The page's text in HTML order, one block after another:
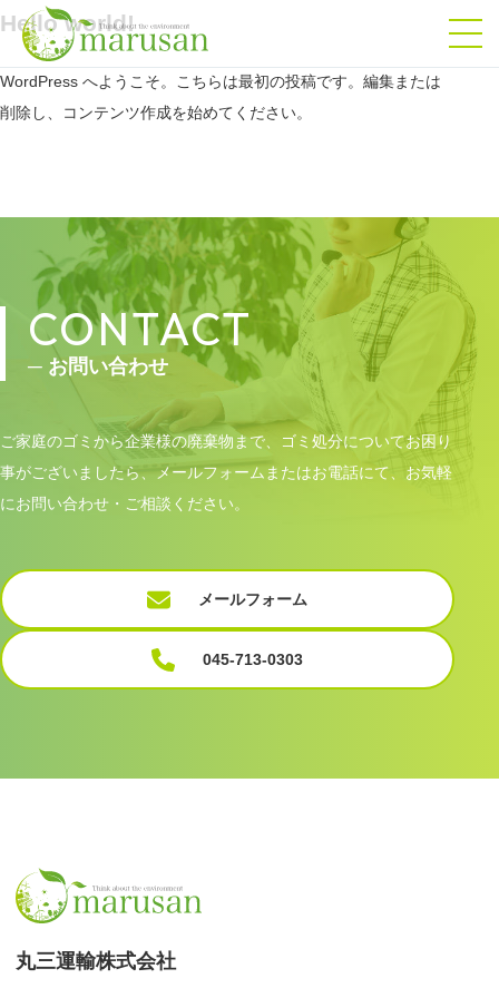
Hello world!
WordPress へようこそ。こちらは最初の投稿です。編集または
削除し、コンテンツ作成を始めてください。
CONTACT
─ お問い合わせ
ご家庭のゴミから企業様の廃棄物まで、ゴミ処分についてお困り
事がございましたら、メールフォームまたはお電話にて、お気軽
にお問い合わせ・ご相談ください。
メールフォーム
045-713-0303
丸三運輸株式会社